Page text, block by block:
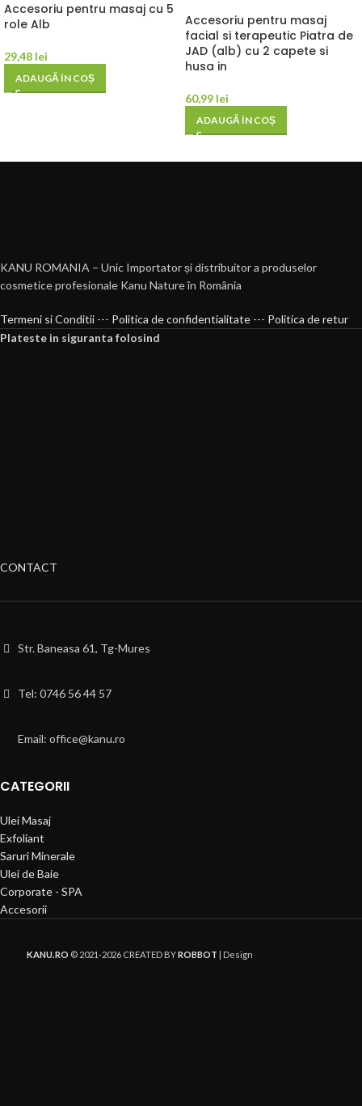
Accesoriu pentru masaj cu 5
role Alb
29,48 lei
ADAUGĂ ÎN COȘ
Accesoriu pentru masaj
facial si terapeutic Piatra de
JAD (alb) cu 2 capete si
husa in
60,99 lei
ADAUGĂ ÎN COȘ
KANU ROMANIA – Unic Importator și distribuitor a produselor
cosmetice profesionale Kanu Nature în România
Termeni si Conditii --- Politica de confidentialitate --- Politica de retur
Plateste in siguranta folosind
CONTACT
Str. Baneasa 61, Tg-Mures
Tel: 0746 56 44 57
Email: office@kanu.ro
CATEGORII
Ulei Masaj
Exfoliant
Saruri Minerale
Ulei de Baie
Corporate - SPA
Accesorii
KANU.RO © 2021-2026 CREATED BYROBBOT | Design